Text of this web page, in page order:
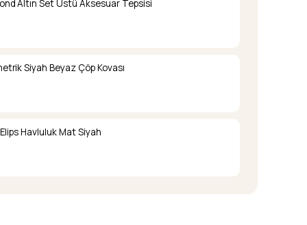
Altın Set Üstü Aksesuar Tepsisi
Siyah Beyaz Çöp Kovası
Havluluk Mat Siyah